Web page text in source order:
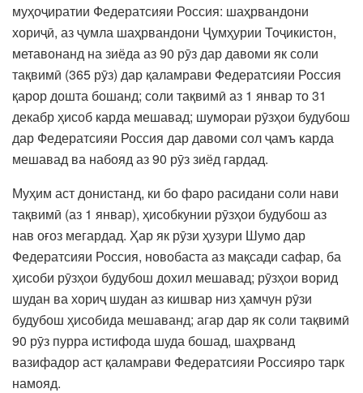
муҳоҷиратии Федератсияи Россия: шаҳрвандони
хориҷӣ, аз ҷумла шаҳрвандони Ҷумҳурии Тоҷикистон,
метавонанд на зиёда аз 90 рӯз дар давоми як соли
тақвимӣ (365 рӯз) дар қаламрави Федератсияи Россия
қарор дошта бошанд; соли тақвимӣ аз 1 январ то 31
декабр ҳисоб карда мешавад; шумораи рӯзҳои будубош
дар Федератсияи Россия дар давоми сол ҷамъ карда
мешавад ва набояд аз 90 рӯз зиёд гардад.
Муҳим аст донистанд, ки бо фаро расидани соли нави
тақвимӣ (аз 1 январ), ҳисобкунии рӯзҳои будубош аз
нав оғоз мегардад. Ҳар як рӯзи ҳузури Шумо дар
Федератсияи Россия, новобаста аз мақсади сафар, ба
ҳисоби рӯзҳои будубош дохил мешавад; рӯзҳои ворид
шудан ва хориҷ шудан аз кишвар низ ҳамчун рӯзи
будубош ҳисобида мешаванд; агар дар як соли тақвимӣ
90 рӯз пурра истифода шуда бошад, шаҳрванд
вазифадор аст қаламрави Федератсияи Россияро тарк
намояд.